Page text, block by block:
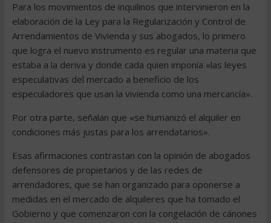
Para los movimientos de inquilinos que intervinieron en la
elaboración de la Ley para la Regularización y Control de
Arrendamientos de Vivienda y sus abogados, lo primero
que logra el nuevo instrumento es regular una materia que
estaba a la deriva y donde cada quien imponía «las leyes
especulativas del mercado a beneficio de los
especuladores que usan la vivienda como una mercancía».
Por otra parte, señalan que «se humanizó el alquiler en
condiciones más justas para los arrendatarios».
Esas afirmaciones contrastan con la opinión de abogados
defensores de propietarios y de las redes de
arrendadores, que se han organizado para oponerse a
medidas en el mercado de alquileres que ha tomado el
Gobierno y que comenzaron con la congelación de cánones